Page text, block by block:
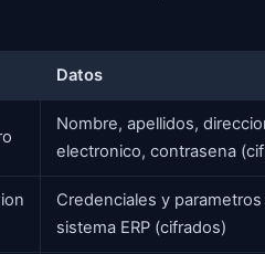
Datos
Nombre, apellidos,
electronico, contrasena
Credenciales y
sistema ERP (cifrados)